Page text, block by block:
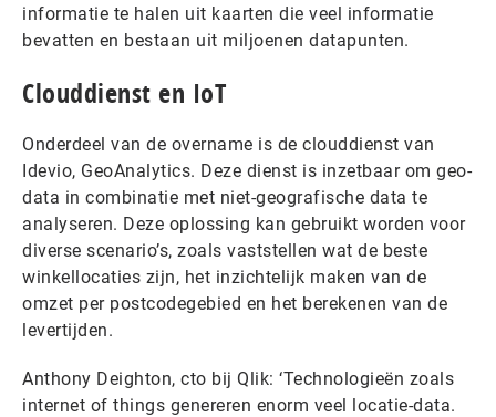
informatie te halen uit kaarten die veel informatie
bevatten en bestaan uit miljoenen datapunten.
Clouddienst en IoT
Onderdeel van de overname is de clouddienst van
Idevio, GeoAnalytics. Deze dienst is inzetbaar om geo-
data in combinatie met niet-geografische data te
analyseren. Deze oplossing kan gebruikt worden voor
diverse scenario’s, zoals vaststellen wat de beste
winkellocaties zijn, het inzichtelijk maken van de
omzet per postcodegebied en het berekenen van de
levertijden.
Anthony Deighton, cto bij Qlik: ‘Technologieën zoals
internet of things genereren enorm veel locatie-data.